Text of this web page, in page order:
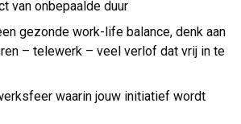
van onbepaalde duur
gezonde work-life balance, denk aan
– telewerk – veel verlof dat vrij in te
waarin jouw initiatief wordt